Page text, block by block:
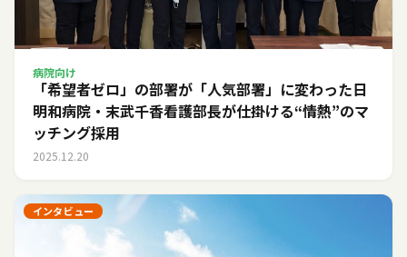
病院向け
「希望者ゼロ」の部署が「人気部署」に変わった日――
明和病院・末武千香看護部長が仕掛ける“情熱”のマ
ッチング採用
2025.12.20
インタビュー